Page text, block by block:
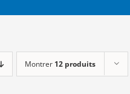
Montrer 12 produits